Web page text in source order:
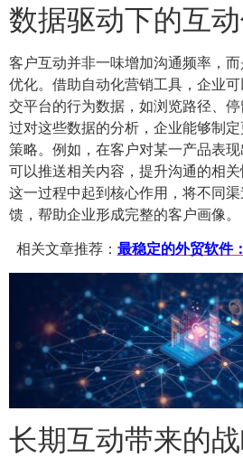
数据驱动下的互
客户互动并非一味增加沟通频率，
优化。借助自动化营销工具，企业
交平台的行为数据，如浏览路径、
过对这些数据的分析，企业能够制
策略。例如，在客户对某一产品表
可以推送相关内容，提升沟通的相
这一过程中起到核心作用，将不同
馈，帮助企业形成完整的客户画像。
相关文章推荐： 最稳定的外贸软件
长期互动带来的